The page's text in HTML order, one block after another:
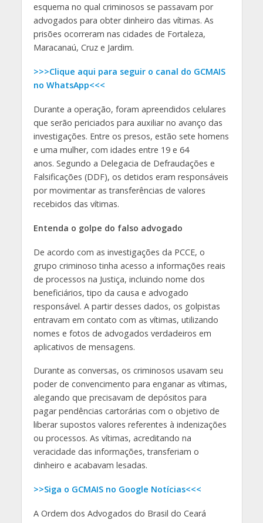
esquema no qual criminosos se passavam por
advogados para obter dinheiro das vítimas. As
prisões ocorreram nas cidades de Fortaleza,
Maracanaú, Cruz e Jardim.
>>>Clique aqui para seguir o canal do GCMAIS
no WhatsApp<<<
Durante a operação, foram apreendidos celulares
que serão periciados para auxiliar no avanço das
investigações. Entre os presos, estão sete homens
e uma mulher, com idades entre 19 e 64
anos. Segundo a Delegacia de Defraudações e
Falsificações (DDF), os detidos eram responsáveis
por movimentar as transferências de valores
recebidos das vítimas.
Entenda o golpe do falso advogado
De acordo com as investigações da PCCE, o
grupo criminoso tinha acesso a informações reais
de processos na Justiça, incluindo nome dos
beneficiários, tipo da causa e advogado
responsável. A partir desses dados, os golpistas
entravam em contato com as vítimas, utilizando
nomes e fotos de advogados verdadeiros em
aplicativos de mensagens.
Durante as conversas, os criminosos usavam seu
poder de convencimento para enganar as vítimas,
alegando que precisavam de depósitos para
pagar pendências cartorárias com o objetivo de
liberar supostos valores referentes à indenizações
ou processos. As vítimas, acreditando na
veracidade das informações, transferiam o
dinheiro e acabavam lesadas.
>>Siga o GCMAIS no Google Notícias<<<
A Ordem dos Advogados do Brasil do Ceará